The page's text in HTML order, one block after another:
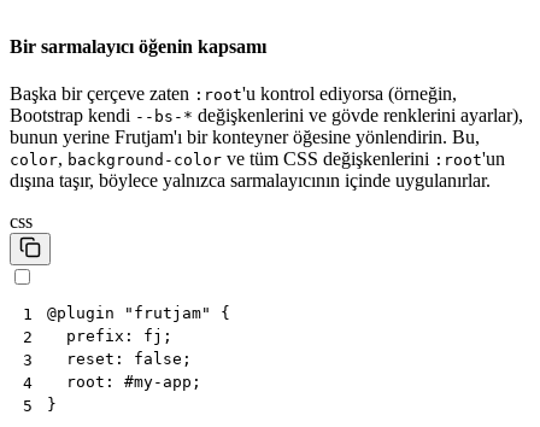
Bir sarmalayıcı öğenin kapsamı
Başka bir çerçeve zaten :root'u kontrol ediyorsa (örneğin,
Bootstrap kendi --bs-* değişkenlerini ve gövde renklerini ayarlar),
bunun yerine Frutjam'ı bir konteyner öğesine yönlendirin. Bu,
color, background-color ve tüm CSS değişkenlerini :root'un
dışına taşır, böylece yalnızca sarmalayıcının içinde uygulanırlar.
css
1
2
3
4
5
@plugin "frutjam"
{
prefix : fj ;
reset : false ;
root : #my-app ;
}